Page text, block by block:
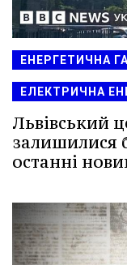
ЕНЕРГЕТИЧНА
ЕЛЕКТРИЧНА
Львівський
залишилися
останні